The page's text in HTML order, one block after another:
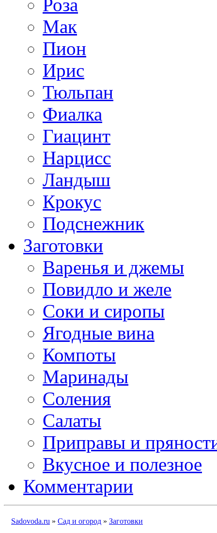
Роза
Мак
Пион
Ирис
Тюльпан
Фиалка
Гиацинт
Нарцисс
Ландыш
Крокус
Подснежник
Заготовки
Варенья и джемы
Повидло и желе
Соки и сиропы
Ягодные вина
Компоты
Маринады
Соления
Салаты
Приправы и
Вкусное и полезное
Комментарии
Sadovoda.ru » Сад и огород » Заготовки